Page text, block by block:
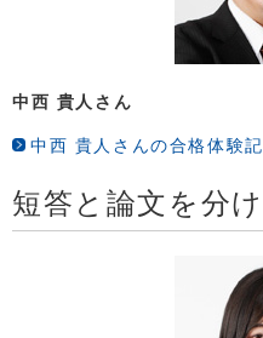
中西 貴人さん
中西 貴人さんの合格体験記